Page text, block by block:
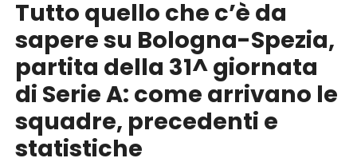
Tutto quello che c’è da
sapere su Bologna-Spezia,
partita della 31^ giornata
di Serie A: come arrivano le
squadre, precedenti e
statistiche